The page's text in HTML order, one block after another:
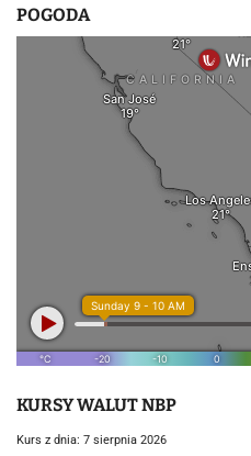
POGODA
KURSY WALUT NBP
Kurs z dnia: 7 sierpnia 2026